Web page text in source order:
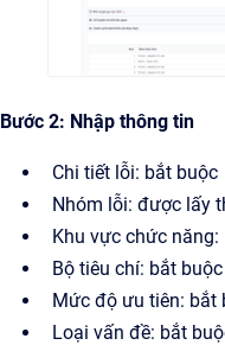
Bước 2: Nhập thông tin
Chi tiết lỗi: bắt buộc
Nhóm lỗi: được lấy
Khu vực chức năng:
Bộ tiêu chí: bắt buộc
Mức độ ưu tiên: bắt
Loại vấn đề: bắt